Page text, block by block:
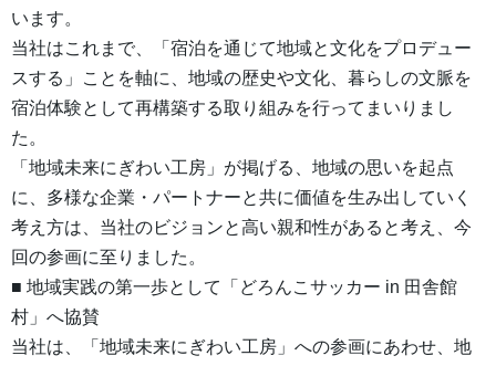
います。
当社はこれまで、「宿泊を通じて地域と文化をプロデュー
スする」ことを軸に、地域の歴史や文化、暮らしの文脈を
宿泊体験として再構築する取り組みを行ってまいりまし
た。
「地域未来にぎわい工房」が掲げる、地域の思いを起点
に、多様な企業・パートナーと共に価値を生み出していく
考え方は、当社のビジョンと高い親和性があると考え、今
回の参画に至りました。
■ 地域実践の第一歩として「どろんこサッカー in 田舎館
村」へ協賛
当社は、「地域未来にぎわい工房」への参画にあわせ、地